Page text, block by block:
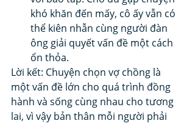
khó khăn đến mấy, cô ấy vẫn có
thể kiên nhẫn cùng người đàn
ông giải quyết vấn đề một cách
ổn thỏa.
Lời kết: Chuyện chọn vợ chồng là
một vấn đề lớn cho quá trình đồng
hành và sống cùng nhau cho tương
lai, vì vậy bản thân mỗi người phải